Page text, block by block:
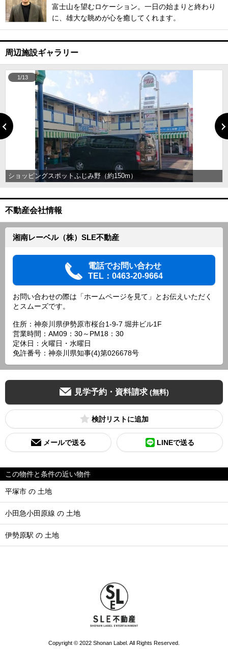
富士山を望むロケーション。一日の始まりと終わり
に、雄大な眺めが心を癒してくれます。
周辺施設ギャラリー
ショッピングスポットふじみ野（約150m）
1/13
不動産会社情報
湘南レーベル（株）SLE不動産
電話でお問い合わせ
TEL：0463-20-9664
お問い合わせの際は「ホームページを見て」とお伝えいただく
とスムーズです。
住所：神奈川県伊勢原市桜台1-9-7 堀井ビル1F
営業時間：AM09：30～PM18：30
定休日：火曜日・水曜日
免許番号：神奈川県知事(4)第026678号
見学予約・資料請求 (無料)
検討リスト
メールで送る LINEで送る
この物件と条件の近い物件
平塚市 の 土地
小田急小田原線 の 土地
伊勢原駅 の 土地
Copyright © 2022 Shonan Label. All Rights Reserved.